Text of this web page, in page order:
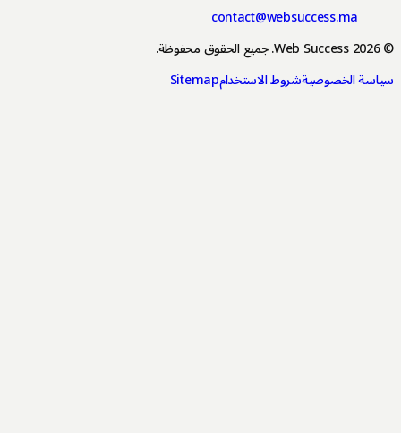
contact@websuccess.ma
2026
Web Success.
جميع الحقوق محفوظة.
الخصوصيةشروط الاستخدامSitemap